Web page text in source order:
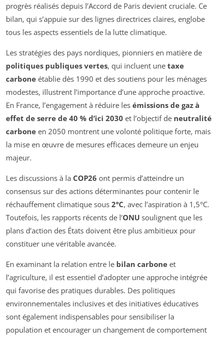
progrès réalisés depuis l’Accord de Paris devient cruciale. Ce
bilan, qui s’appuie sur des lignes directrices claires, englobe
tous les aspects essentiels de la lutte climatique.
Les stratégies des pays nordiques, pionniers en matière de
politiques publiques vertes, qui incluent une taxe
carbone établie dès 1990 et des soutiens pour les ménages
modestes, illustrent l’importance d’une approche proactive.
En France, l’engagement à réduire les émissions de gaz à
effet de serre de 40 % d’ici 2030 et l’objectif de neutralité
carbone en 2050 montrent une volonté politique forte, mais
la mise en œuvre de mesures efficaces demeure un enjeu
majeur.
Les discussions à la COP26 ont permis d’atteindre un
consensus sur des actions déterminantes pour contenir le
réchauffement climatique sous 2°C, avec l’aspiration à 1,5°C.
Toutefois, les rapports récents de l’ONU soulignent que les
plans d’action des États doivent être plus ambitieux pour
constituer une véritable avancée.
En examinant la relation entre le bilan carbone et
l’agriculture, il est essentiel d’adopter une approche intégrée
qui favorise des pratiques durables. Des politiques
environnementales inclusives et des initiatives éducatives
sont également indispensables pour sensibiliser la
population et encourager un changement de comportement